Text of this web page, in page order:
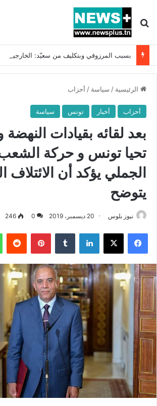
بحث عن
الرئيسية / سياسة / أحزاب
أحزاب أخبار تونس سياسة
بعد لقائه بقيادات النهضة
تحيا تونس و حركة
الجملي يؤكد أن الائتلاف
يتوضح
نيوز بلوس 20 ديسمبر، 2019 0
246
فيسبوك X لينكدإن بينتيريست